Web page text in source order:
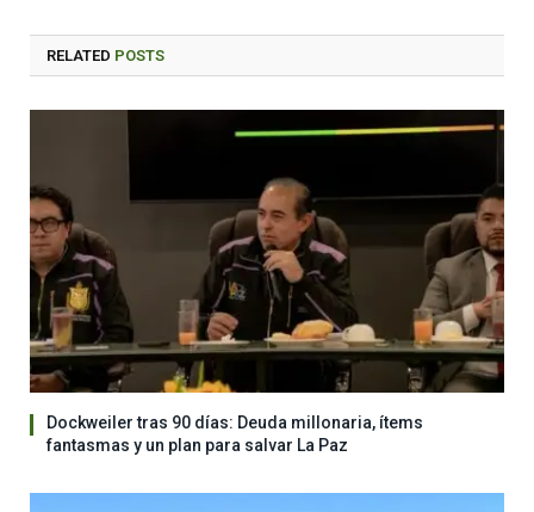
RELATED POSTS
Dockweiler tras 90 días: Deuda millonaria, ítems
fantasmas y un plan para salvar La Paz